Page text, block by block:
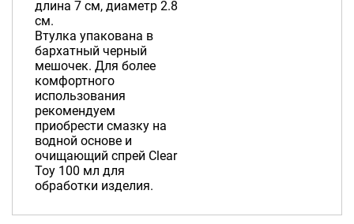
длина 7 см, диаметр 2.8
см.
Втулка упакована в
бархатный черный
мешочек. Для более
комфортного
использования
рекомендуем
приобрести смазку на
водной основе и
очищающий спрей Clear
Toy 100 мл для
обработки изделия.